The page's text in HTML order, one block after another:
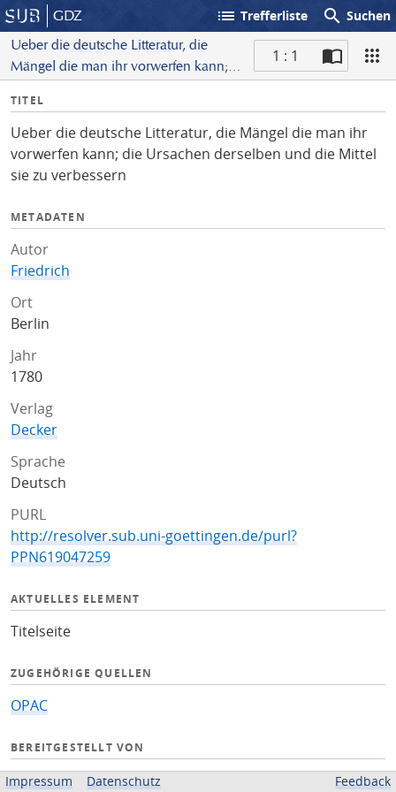
GDZ list Trefferliste search Suchen
Ueber die deutsche Litteratur, die
Mängel die man ihr vorwerfen kann;
sie zu verbessern
1 : 1
I
f
o
TITEL
Ueber die deutsche Litteratur, die Mängel die man ihr
vorwerfen kann; die Ursachen derselben und die Mittel
sie zu verbessern
METADATEN
Autor
Friedrich
Ort
Berlin
Jahr
1780
Verlag
Decker
Sprache
Deutsch
PURL
http://resolver.sub.uni-goettingen.de/purl?
PPN619047259
AKTUELLES ELEMENT
Titelseite
ZUGEHÖRIGE QUELLEN
OPAC
BEREITGESTELLT VON
Niedersächsische Staats- und Universitätsbibliothek
Impressum Datenschutz Feedback